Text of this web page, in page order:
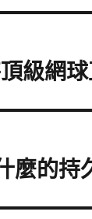
級網
麼的持